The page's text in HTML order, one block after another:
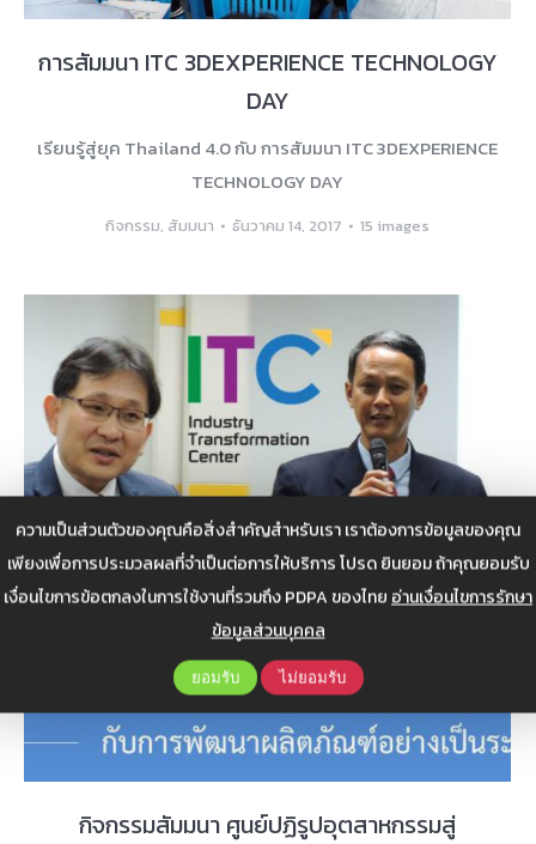
ความเป็นส่วนตัวของคุณคือสิ่งสำคัญสำหรับเรา เราต้องการข้อมูลของคุณ
เพียงเพื่อการประมวลผลที่จำเป็นต่อการให้บริการ โปรด ยินยอม ถ้าคุณยอมรับ
เงื่อนไขการข้อตกลงในการใช้งานที่รวมถึง PDPA ของไทยอ่านเงื่อนไขการรักษา
ข้อมูลส่วนบุคคล
ยอมรับ ไม่ยอมรับ
การสัมมนา ITC 3DEXPERIENCE TECHNOLOGY
DAY
เรียนรู้สู่ยุค Thailand 4.0 กับ การสัมมนา ITC 3DEXPERIENCE
TECHNOLOGY DAY
กิจกรรม, สัมมนา ธันวาคม 14, 2017 15 images
กิจกรรมสัมมนา ศูนย์ปฏิรูปอุตสาหกรรมสู่